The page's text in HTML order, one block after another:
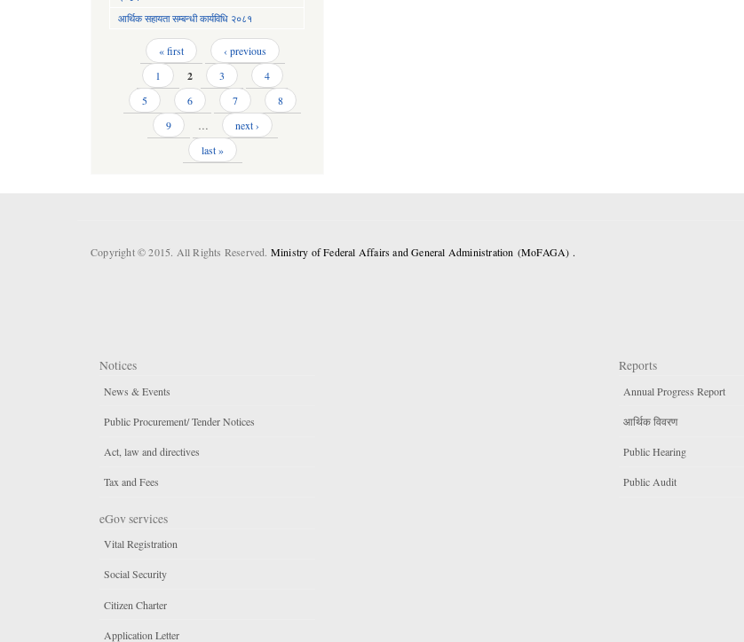
आर्थिक सहायता सम्बन्धी कार्यविधि २०८१
« first
‹ previous
1
2 3
4
5
6 7
8
9
…
next ›
last »
Copyright © 2015. All Rights Reserved. Ministry of Federal Affairs and General Administration (MoFAGA) .
Notices
News & Events
Public Procurement/ Tender Notices
Act, law and directives
Tax and Fees
eGov services
Vital Registration
Social Security
Citizen Charter
Application Letter
Reports
Annual Progress Report
आर्थिक विवरण
Public Hearing
Public Audit